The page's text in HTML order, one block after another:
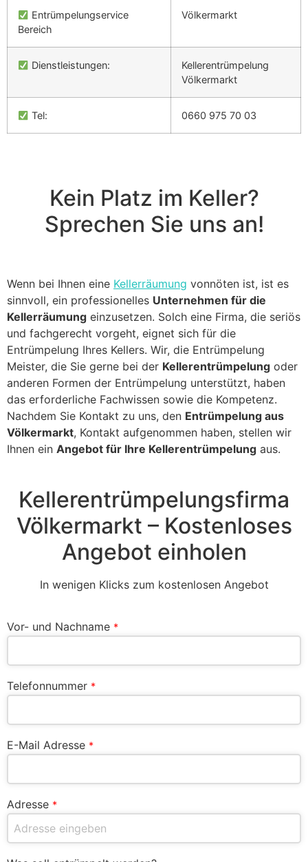
Entrümpelungservice
Bereich
Völkermarkt
Dienstleistungen:
Kellerentrümpelung
Völkermarkt
Tel: 0660 975 70 03
Kein Platz im Keller?
Sprechen Sie uns an!
Wenn bei Ihnen eine Kellerräumung vonnöten ist, ist es
sinnvoll, ein professionelles Unternehmen für die
Kellerräumung einzusetzen. Solch eine Firma, die seriös
und fachgerecht vorgeht, eignet sich für die
Entrümpelung Ihres Kellers. Wir, die Entrümpelung
Meister, die Sie gerne bei der Kellerentrümpelung oder
anderen Formen der Entrümpelung unterstützt, haben
das erforderliche Fachwissen sowie die Kompetenz.
Nachdem Sie Kontakt zu uns, den Entrümpelung aus
Völkermarkt, Kontakt aufgenommen haben, stellen wir
Ihnen ein Angebot für Ihre Kellerentrümpelung aus.
Kellerentrümpelungsfirma
Völkermarkt – Kostenloses
Angebot einholen
In wenigen Klicks zum kostenlosen Angebot
Vor- und Nachname *
Telefonnummer *
E-Mail Adresse *
Adresse *